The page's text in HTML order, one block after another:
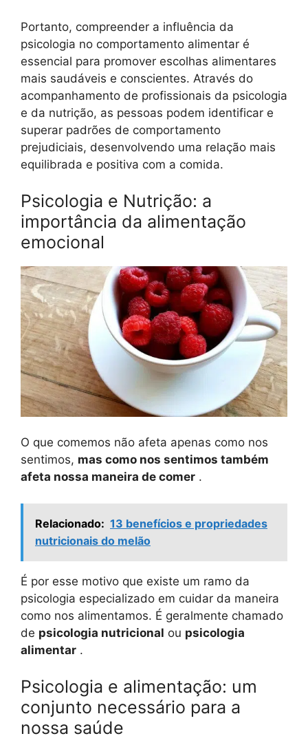
Portanto, compreender a influência da
psicologia no comportamento alimentar é
essencial para promover escolhas alimentares
mais saudáveis e conscientes. Através do
acompanhamento de profissionais da psicologia
e da nutrição, as pessoas podem identificar e
superar padrões de comportamento
prejudiciais, desenvolvendo uma relação mais
equilibrada e positiva com a comida.
Psicologia e Nutrição: a
importância da alimentação
emocional
O que comemos não afeta apenas como nos
sentimos, mas como nos sentimos também
afeta nossa maneira de comer .
Relacionado: 13 benefícios e propriedades
nutricionais do melão
É por esse motivo que existe um ramo da
psicologia especializado em cuidar da maneira
como nos alimentamos. É geralmente chamado
de psicologia nutricional ou psicologia
alimentar .
Psicologia e alimentação: um
conjunto necessário para a
nossa saúde